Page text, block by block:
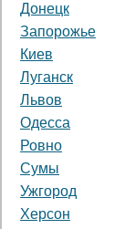
Донецк
Запорожье
Киев
Луганск
Львов
Одесса
Ровно
Сумы
Ужгород
Херсон